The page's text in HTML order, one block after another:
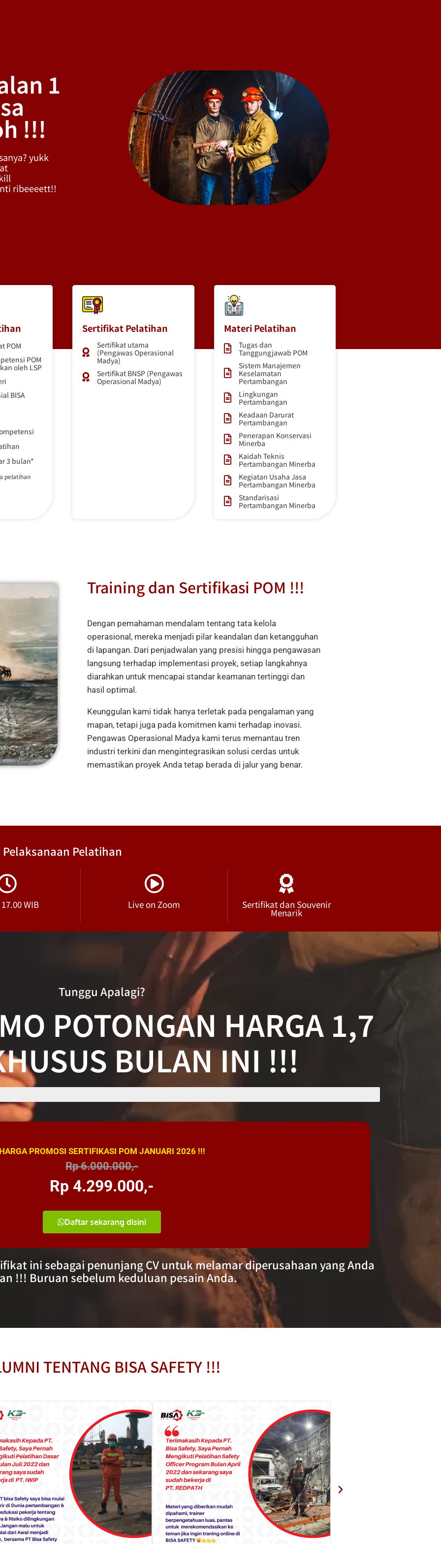
1
!!!
yukk
ribeeeett!!
POM
POM
oleh LSP
BISA
3 bulan*
pelatihan
Sertifikat Pelatihan
Sertifikat utama
(Pengawas Operasional
Madya)
Sertifikat BNSP (Pengawas
Operasional Madya)
Materi Pelatihan
Tugas dan
Tanggungjawab POM
Sistem Manajemen
Keselamatan
Pertambangan
Lingkungan
Pertambangan
Keadaan Darurat
Pertambangan
Penerapan Konservasi
Minerba
Kaidah Teknis
Pertambangan Minerba
Kegiatan Usaha Jasa
Pertambangan Minerba
Standarisasi
Pertambangan Minerba
Training dan Sertifikasi POM !!!
Dengan pemahaman mendalam tentang tata kelola
operasional, mereka menjadi pilar keandalan dan ketangguhan
di lapangan. Dari penjadwalan yang presisi hingga pengawasan
langsung terhadap implementasi proyek, setiap langkahnya
diarahkan untuk mencapai standar keamanan tertinggi dan
hasil optimal.
Keunggulan kami tidak hanya terletak pada pengalaman yang
mapan, tetapi juga pada komitmen kami terhadap inovasi.
Pengawas Operasional Madya kami terus memantau tren
industri terkini dan mengintegrasikan solusi cerdas untuk
memastikan proyek Anda tetap berada di jalur yang benar.
Pelaksanaan Pelatihan
WIB Live on Zoom Sertifikat dan Souvenir
Menarik
Tunggu Apalagi?
POTONGAN HARGA 1,7
BULAN INI !!!
HARGA PROMOSI SERTIFIKASI POM JANUARI 2026 !!!
Rp 6.000.000,-
Rp 4.299.000,-
Daftar sekarang disini
ini sebagai penunjang CV untuk melamar diperusahaan yang Anda
!!! Buruan sebelum keduluan pesain Anda.
TENTANG BISA SAFETY !!!